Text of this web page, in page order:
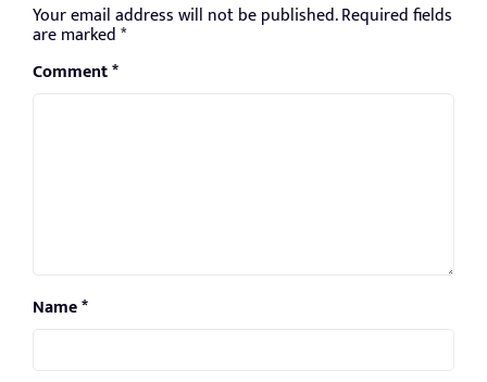
Your email address will not be published.Required fields
are marked*
Comment*
Name*